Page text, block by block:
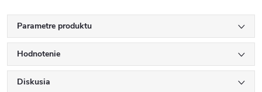
Parametre produktu
Hodnotenie
Diskusia